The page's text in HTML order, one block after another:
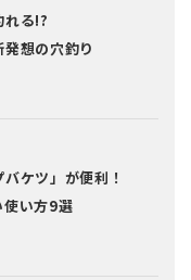
れる!?
想の穴釣り
ケツ」が便利！
い方9選